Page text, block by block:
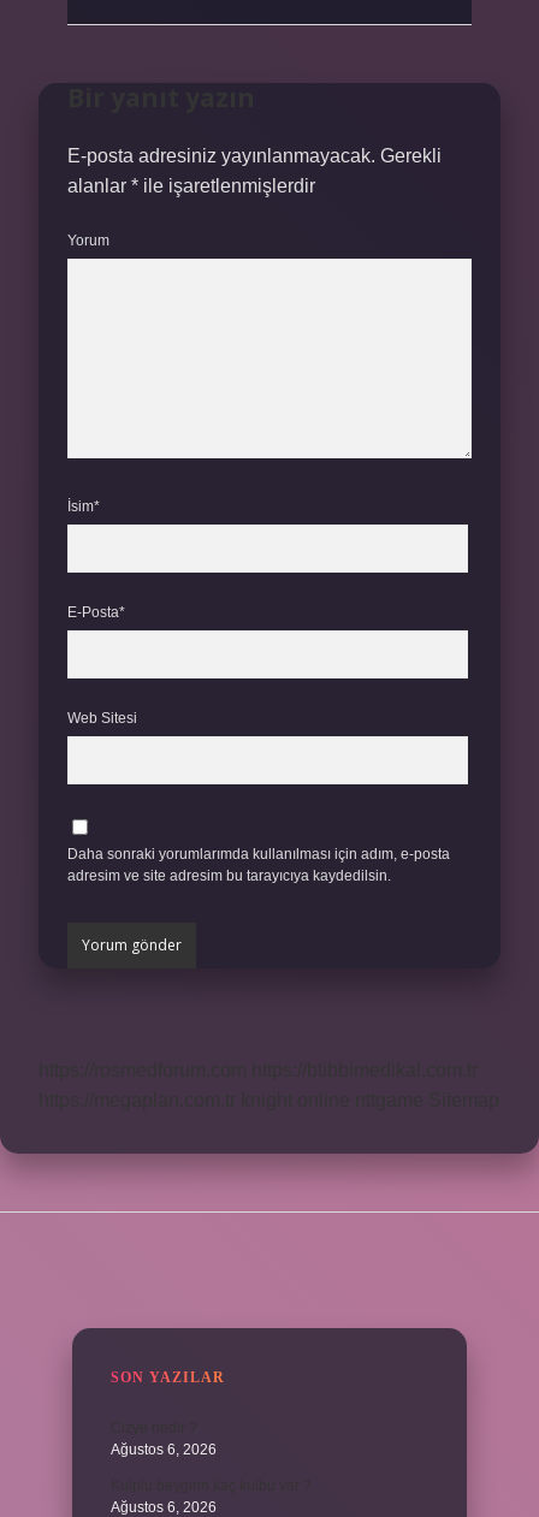
E-posta adresiniz yayınlanmayacak. Gerekli
alanlar * ile işaretlenmişlerdir
Yorum
İsim*
E-Posta*
Web Sitesi
Daha sonraki yorumlarımda kullanılması için adım, e-posta
adresim ve site adresim bu tarayıcıya kaydedilsin.
SON YAZILAR
Ağustos 6, 2026
Ağustos 6, 2026